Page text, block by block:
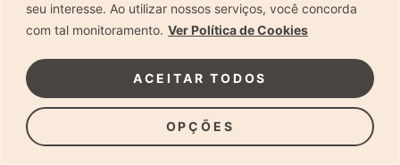
seu interesse. Ao utilizar nossos serviços, você concorda
com tal monitoramento. Ver Política de Cookies
OPÇÕES
ACEITAR TODOS
Dica de especialista: como otimizar o fluxo de trabalho
no ensaio newborn?
Dica de especialista: qual o melhor guia de poses para
fotografia newborn?